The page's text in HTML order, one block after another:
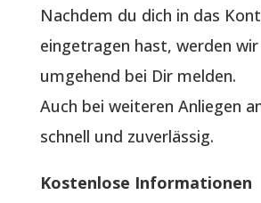
Nachdem du dich in das
eingetragen hast, werden
umgehend bei Dir melden.
Auch bei weiteren Anliegen
schnell und zuverlässig.
Kostenlose Informationen